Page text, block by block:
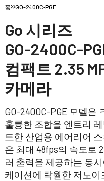
홈 GO-2400C-PGE
Go 시리즈
GO-2400C-
컴팩트 2.35
카메라
GO-2400C-PGE 모델은
훌륭한 조합을 엔트리
트한 산업용 에어리어
은 최대 48fps의 속도로
러 출력을 제공하는 동
케이션에 탁월한 저노